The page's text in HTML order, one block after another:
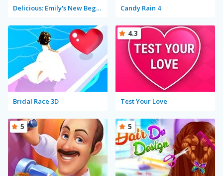
Delicious: Emily's New Beginning Candy Rain 4
Bridal Race 3D Test Your Love
4.3
5 5